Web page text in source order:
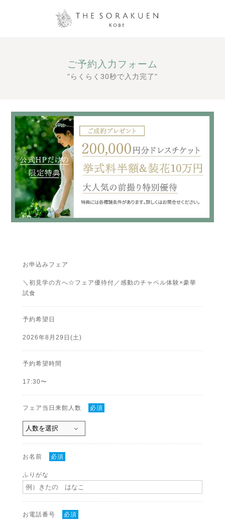
ご予約入力フォーム
"らくらく30秒で入力完了"
お申込みフェア
＼初見学の方へ☆フェア優待付／感動のチャペル体験×豪華
試食
予約希望日
2026年8月29日(土)
予約希望時間
17:30〜
フェア当日来館人数 必須
お名前 必須
ふりがな
お電話番号 必須